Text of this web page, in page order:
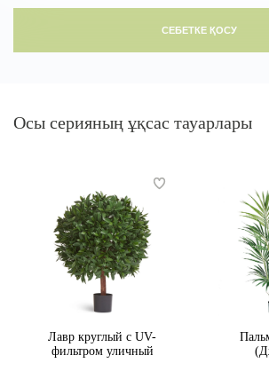
СЕБЕТКЕ ҚОСУ
Осы серияның ұқсас тауарлары
Лавр круглый с UV-
фильтром уличный